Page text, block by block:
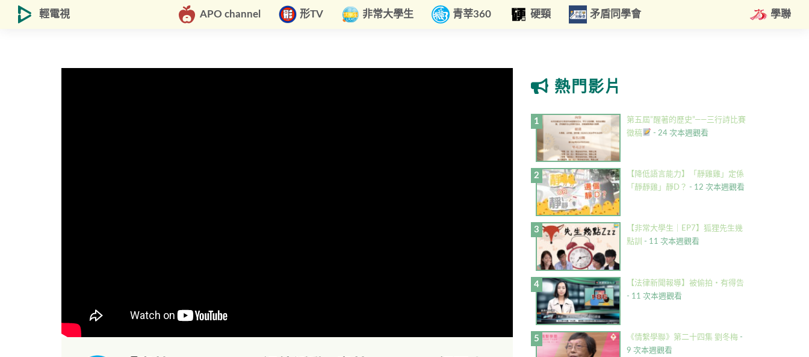
輕電視 APO channel 形TV 非常大學生 青莘360 硬頸 矛盾同學會 學聯
熱門影片
第五屆”醒著的歷史”——三行詩比賽
徵稿
- 24 次本週觀看
【降低語言能力】「靜雞雞」定係
「靜靜雞」靜D？ - 12 次本週觀看
【非常大學生｜EP7】狐狸先生幾
點訓 - 11 次本週觀看
【法律新聞報導】被偷拍・有得告
- 11 次本週觀看
《情繫學聯》第二十四集 劉冬梅 -
9 次本週觀看